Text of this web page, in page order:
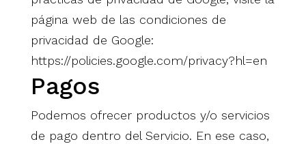
página web de las condiciones de
privacidad de Google:
https://policies.google.com/privacy?hl=en
Pagos
Podemos ofrecer productos y/o servicios
de pago dentro del Servicio. En ese caso,